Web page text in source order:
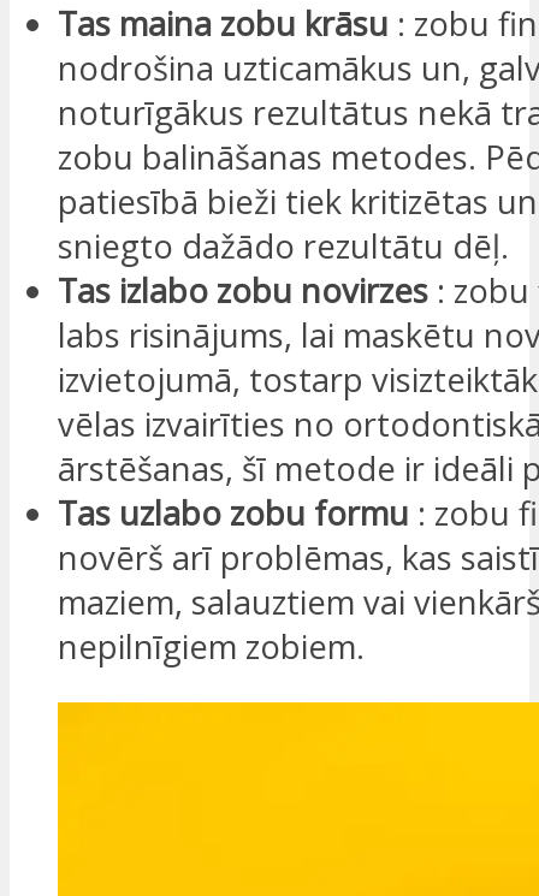
Tas maina zobu krāsu : zobu
nodrošina uzticamākus un,
noturīgākus rezultātus nekā
zobu balināšanas metodes.
patiesībā bieži tiek kritizētas
sniegto dažādo rezultātu dēļ.
Tas izlabo zobu novirzes :
labs risinājums, lai maskētu
izvietojumā, tostarp
vēlas izvairīties no
ārstēšanas, šī metode ir ideāli
Tas uzlabo zobu formu : zobu
novērš arī problēmas, kas
maziem, salauztiem vai
nepilnīgiem zobiem.